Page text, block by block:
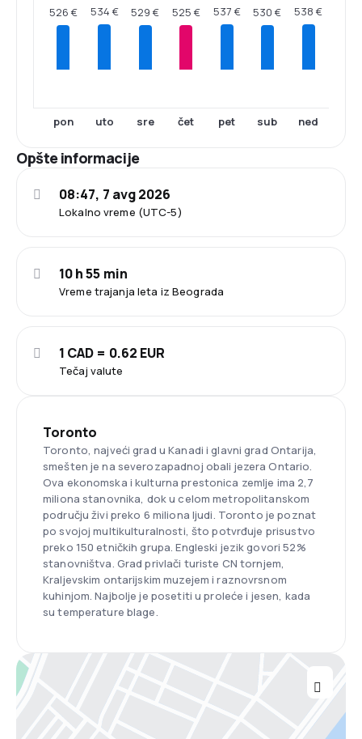
526 €
pon
534 €
uto
529 €
sre
525 €
čet
537 €
pet
530 €
sub
538 €
ned
Opšte informacije
Lokalno vreme (UTC-5)
08:47, 7 avg 2026
Vreme trajanja leta iz Beograda
10 h 55 min
Tečaj valute
1 CAD = 0.62 EUR
Toronto
Toronto, najveći grad u Kanadi i glavni grad Ontarija,
smešten je na severozapadnoj obali jezera Ontario.
Ova ekonomska i kulturna prestonica zemlje ima 2,7
miliona stanovnika, dok u celom metropolitanskom
području živi preko 6 miliona ljudi. Toronto je poznat
po svojoj multikulturalnosti, što potvrđuje prisustvo
preko 150 etničkih grupa. Engleski jezik govori 52%
stanovništva. Grad privlači turiste CN tornjem,
Kraljevskim ontarijskim muzejem i raznovrsnom
kuhinjom. Najbolje je posetiti u proleće i jesen, kada
su temperature blage.